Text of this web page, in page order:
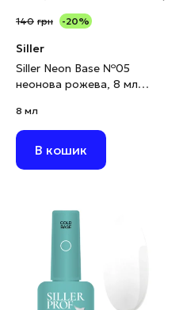
140 грн -20%
Siller
Siller Neon Base №05
неонова рожева, 8 мл
8 мл
В кошик